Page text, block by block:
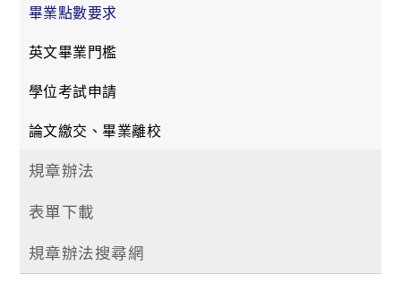
畢業點數要求
英文畢業門檻
學位考試申請
論文繳交、畢業離校
規章辦法
表單下載
規章辦法搜尋網